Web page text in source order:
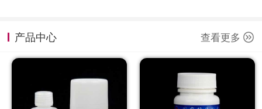
产品中心 查看更多
新闻资讯
公司主页